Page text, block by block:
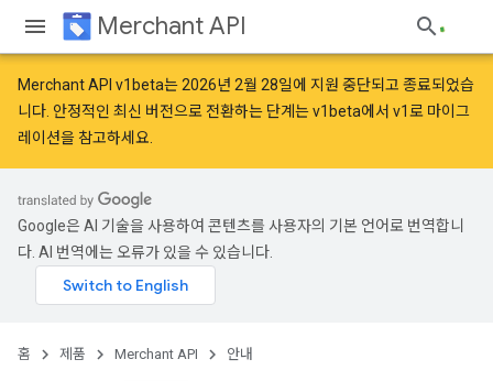
Merchant API
Merchant API v1beta는 2026년 2월 28일에 지원 중단되고 종료되었습
니다. 안정적인 최신 버전으로 전환하는 단계는v1beta에서 v1로 마이그
레이션을 참고하세요.
Google은 AI 기술을 사용하여 콘텐츠를 사용자의 기본 언어로 번역합니
다. AI 번역에는 오류가 있을 수 있습니다.
홈 제품 Merchant API 안내